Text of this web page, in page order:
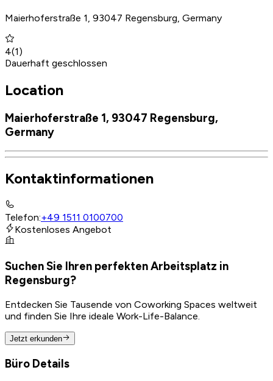
Maierhoferstraße 1, 93047 Regensburg, Germany
4(1)
Dauerhaft geschlossen
Location
Maierhoferstraße 1, 93047 Regensburg,
Germany
Kontaktinformationen
Telefon:+49 1511 0100700
Kostenloses Angebot
Suchen Sie Ihren perfekten Arbeitsplatz in
Regensburg?
Entdecken Sie Tausende von Coworking Spaces weltweit
und finden Sie Ihre ideale Work-Life-Balance.
Jetzt erkunden
Büro Details